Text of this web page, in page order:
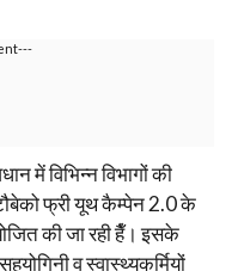
में विभिन्न विभागों की
फ्री यूथ कैम्पेन 2.0 के
की जा रही हैँ। इसके
व स्वास्थ्यकर्मियों